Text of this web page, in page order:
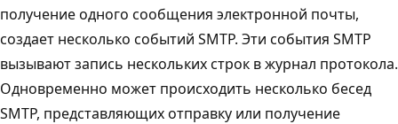
получение одного сообщения электронной почты,
создает несколько событий SMTP. Эти события SMTP
вызывают запись нескольких строк в журнал протокола.
Одновременно может происходить несколько бесед
SMTP, представляющих отправку или получение